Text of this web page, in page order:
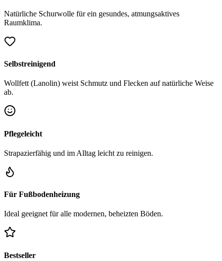
Natürliche Schurwolle für ein gesundes, atmungsaktives
Raumklima.
Selbstreinigend
Wollfett (Lanolin) weist Schmutz und Flecken auf natürliche Weise
ab.
Pflegeleicht
Strapazierfähig und im Alltag leicht zu reinigen.
Für Fußbodenheizung
Ideal geeignet für alle modernen, beheizten Böden.
Bestseller